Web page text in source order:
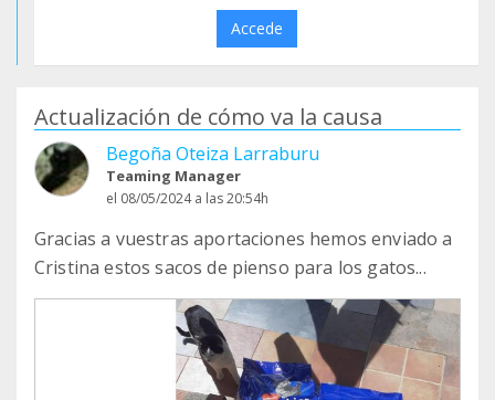
Accede
Actualización de cómo va la causa
Begoña Oteiza Larraburu
Teaming Manager
el 08/05/2024 a las 20:54h
Gracias a vuestras aportaciones hemos enviado a
Cristina estos sacos de pienso para los gatos...